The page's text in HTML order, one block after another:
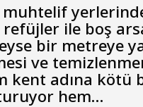
muhtelif
ile boş
bir metreye
ve
kent adına kötü
hem…